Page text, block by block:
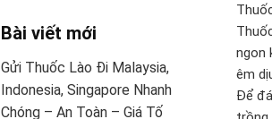
Bài viết mới
Gửi Thuốc Lào Đi Malaysia,
Indonesia, Singapore Nhanh
Chóng – An Toàn – Giá Tố
ngon
êm
Để